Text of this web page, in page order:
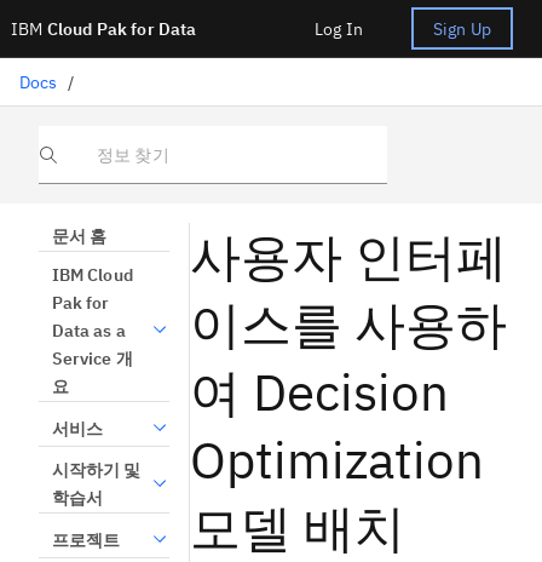
IBM Cloud Pak for Data Log In Sign Up
Docs /
정보 찾기
문서 홈
IBM Cloud
Pak for
Data as a
Service 개
요
서비스
시작하기 및
학습서
프로젝트
사용자 인터페
이스를 사용하
여 Decision
Optimization
모델 배치